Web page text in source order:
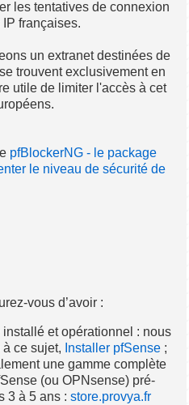
les tentatives de connexion
françaises.
un extranet destinées de
trouvent exclusivement en
utile de limiter l'accès à cet
pfBlockerNG - le package
le niveau de sécurité de
vous d’avoir :
et opérationnel : nous
ce sujet, Installer pfSense ;
une gamme complète
(ou OPNsense) pré-
3 à 5 ans :store.provya.fr